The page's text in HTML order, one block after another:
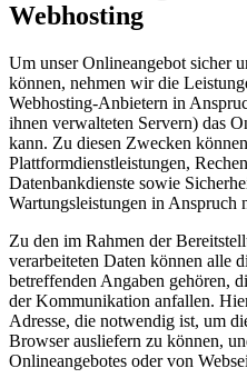
Webhosting
Um unser Onlineangebot sicher
können, nehmen wir die
Webhosting-Anbietern in
ihnen verwalteten Servern) das
kann. Zu diesen Zwecken
Plattformdienstleistungen,
Datenbankdienste sowie
Wartungsleistungen in Anspruch
Zu den im Rahmen der
verarbeiteten Daten können alle
betreffenden Angaben gehören,
der Kommunikation anfallen.
Adresse, die notwendig ist, um
Browser ausliefern zu können,
Onlineangebotes oder von